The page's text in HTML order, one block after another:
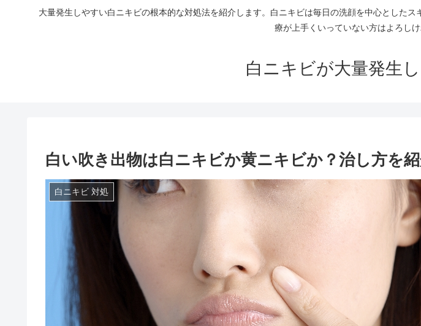
大量発生しやすい白ニキビの根本的な対処法を紹介します。白ニキビは毎日の洗顔を中心とした
療が上手くいっていない方はよろし
白ニキビが大量発生
白い吹き出物は白ニキビか黄ニキビか？治し方を紹
白ニキビ 対処